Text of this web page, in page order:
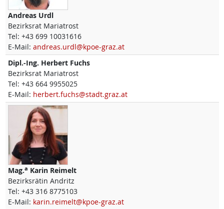
Andreas Urdl
Bezirksrat Mariatrost
Tel: +43 699 10031616
E-Mail: andreas.urdl@kpoe-graz.at
Dipl.-Ing. Herbert Fuchs
Bezirksrat Mariatrost
Tel: +43 664 9955025
E-Mail: herbert.fuchs@stadt.graz.at
Mag.a Karin Reimelt
Bezirksrätin Andritz
Tel: +43 316 8775103
E-Mail: karin.reimelt@kpoe-graz.at